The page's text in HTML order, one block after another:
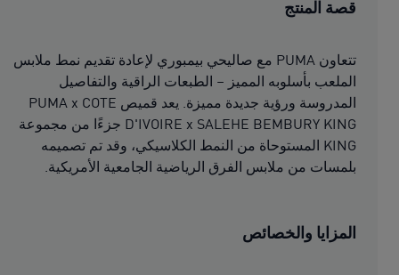
قصة المنتج
تتعاون PUMA مع صاليحي بيمبوري لإعادة تقديم نمط ملابس
الملعب بأسلوبه المميز – الطبعات الراقية والتفاصيل
المدروسة ورؤية جديدة مميزة. يعد قميص PUMA x COTE
D'IVOIRE x SALEHE BEMBURY KING جزءًا من مجموعة
KING المستوحاة من النمط الكلاسيكي، وقد تم تصميمه
بلمسات من ملابس الفرق الرياضية الجامعية الأمريكية.
المزايا والخصائص